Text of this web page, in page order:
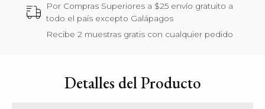
cantidad
Por Compras Superiores a $25 envío gratuito a
todo el país excepto Galápagos
Recibe 2 muestras gratis con cualquier pedido
Detalles del Producto